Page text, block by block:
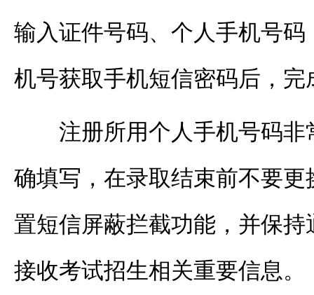
输入证件号码、个人手机号
机号获取手机短信密码后，
注册所用个人手机号码
确填写，在录取结束前不要
置短信屏蔽拦截功能，并保
接收考试招生相关重要信息。